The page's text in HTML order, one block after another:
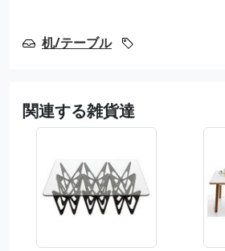
机/テーブル
関連する雑貨達